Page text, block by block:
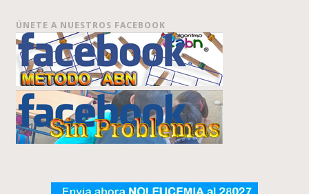
ÚNETE A NUESTROS FACEBOOK